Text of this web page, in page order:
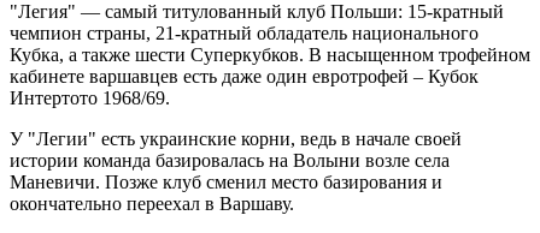
"Легия" — самый титулованный клуб Польши: 15-кратный
чемпион страны, 21-кратный обладатель национального
Кубка, а также шести Суперкубков. В насыщенном трофейном
кабинете варшавцев есть даже один евротрофей – Кубок
Интертото 1968/69.
У "Легии" есть украинские корни, ведь в начале своей
истории команда базировалась на Волыни возле села
Маневичи. Позже клуб сменил место базирования и
окончательно переехал в Варшаву.